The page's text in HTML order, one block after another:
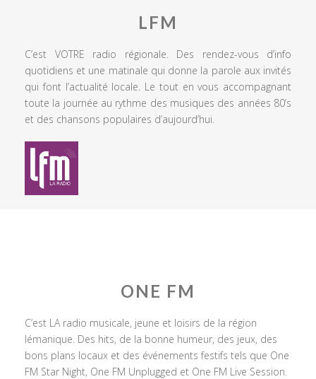
LFM
C’est VOTRE radio régionale. Des rendez-vous d’info
quotidiens et une matinale qui donne la parole aux invités
qui font l’actualité locale. Le tout en vous accompagnant
toute la journée au rythme des musiques des années 80’s
et des chansons populaires d’aujourd’hui.
ONE FM
C’est LA radio musicale, jeune et loisirs de la région
lémanique. Des hits, de la bonne humeur, des jeux, des
bons plans locaux et des événements festifs tels que One
FM Star Night, One FM Unplugged et One FM Live Session.